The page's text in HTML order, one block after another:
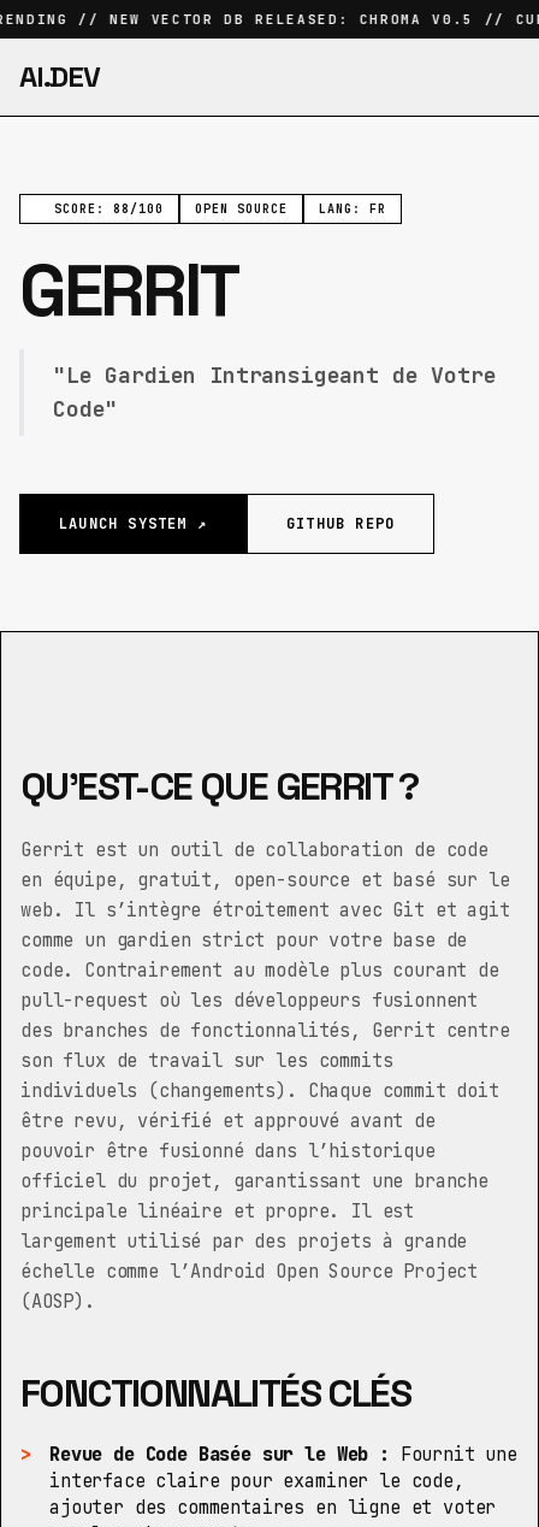
// NEW VECTOR DB RELEASED: CHROMA V0.5 //
AI.DEV
SCORE: 88/100 OPEN SOURCE LANG: FR
GERRIT
"Le Gardien Intransigeant de Votre
Code"
LAUNCH SYSTEM ↗ GITHUB REPO
QU’EST-CE QUE GERRIT ?
Gerrit est un outil de collaboration de code
en équipe, gratuit, open-source et basé sur le
web. Il s’intègre étroitement avec Git et agit
comme un gardien strict pour votre base de
code. Contrairement au modèle plus courant de
pull-request où les développeurs fusionnent
des branches de fonctionnalités, Gerrit centre
son flux de travail sur les commits
individuels (changements). Chaque commit doit
être revu, vérifié et approuvé avant de
pouvoir être fusionné dans l’historique
officiel du projet, garantissant une branche
principale linéaire et propre. Il est
largement utilisé par des projets à grande
échelle comme l’Android Open Source Project
(AOSP).
FONCTIONNALITÉS CLÉS
Revue de Code Basée sur le Web :
Fournit une
interface claire pour examiner le code,
ajouter des commentaires en ligne et voter